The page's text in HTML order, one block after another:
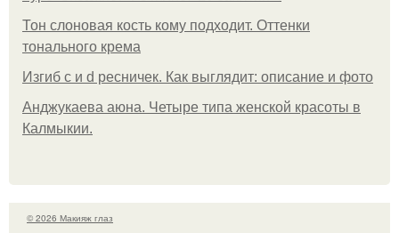
Тон слоновая кость кому подходит. Оттенки
тонального крема
Изгиб c и d ресничек. Как выглядит: описание и фото
Анджукаева аюна. Четыре типа женской красоты в
Калмыкии.
© 2026 Макияж глаз